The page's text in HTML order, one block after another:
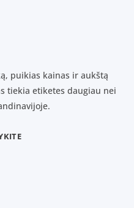
puikias kainas ir aukštą
tiekia etiketes daugiau nei